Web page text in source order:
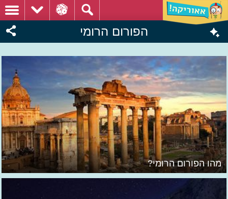
הפורום הרומי
מהו הפורום הרומי?